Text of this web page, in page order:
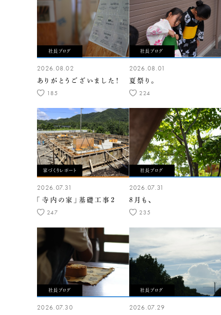
社長ブログ
2026.08.02
ありがとうございました！
185
社長ブログ
2026.08.01
夏祭り。
224
家づくりレポート
2026.07.31
「寺内の家」基礎工事2
247
社長ブログ
2026.07.31
8月も、
235
社長ブログ
2026.07.30
社長ブログ
2026.07.29